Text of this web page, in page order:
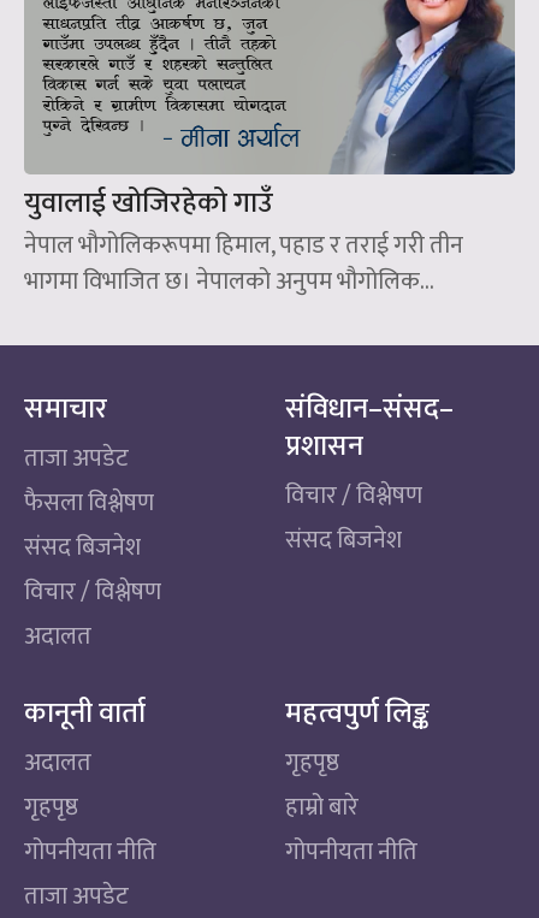
युवालाई खोजिरहेको गाउँ
नेपाल भौगोलिकरूपमा हिमाल, पहाड र तराई गरी तीन
भागमा विभाजित छ। नेपालको अनुपम भौगोलिक...
समाचार
ताजा अपडेट
फैसला विश्लेषण
संसद बिजनेश
विचार / विश्लेषण
अदालत
संविधान–संसद–
प्रशासन
विचार / विश्लेषण
संसद बिजनेश
कानूनी वार्ता
अदालत
गृहपृष्ठ
गोपनीयता नीति
ताजा अपडेट
महत्वपुर्ण लिङ्क
गृहपृष्ठ
हाम्रो बारे
गोपनीयता नीति